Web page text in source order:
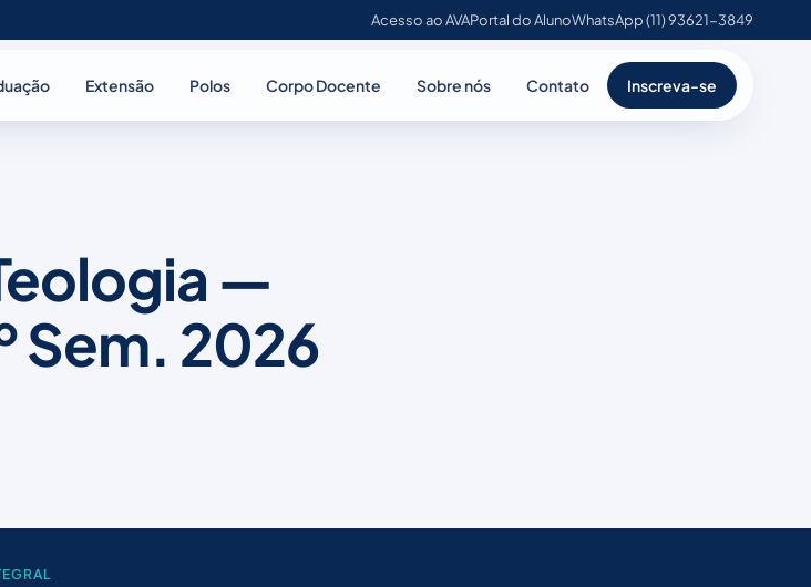
Acesso ao AVAPortal do AlunoWhatsApp (11) 93621-3849
Extensão Polos Corpo Docente Sobre nós Contato Inscreva-se
—
Sem. 2026